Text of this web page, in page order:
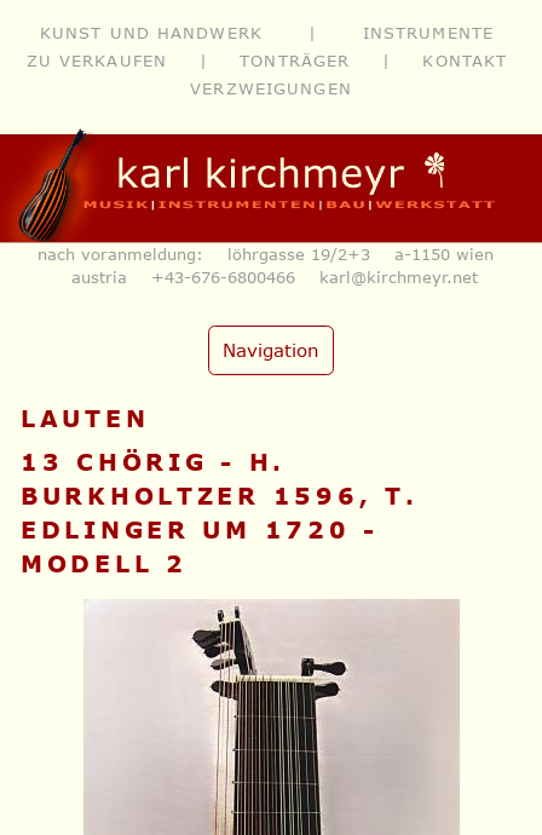
KUNST UND HANDWERK | INSTRUMENTE
ZU VERKAUFEN
| TONTRÄGER | KONTAKT
VERZWEIGUNGEN
nach voranmeldung: löhrgasse 19/2+3 a-1150 wien
austria +43-676-6800466 karl@kirchmeyr.net
Navigation
LAUTEN
13 CHÖRIG - H.
BURKHOLTZER 1596, T.
EDLINGER UM 1720 -
MODELL 2